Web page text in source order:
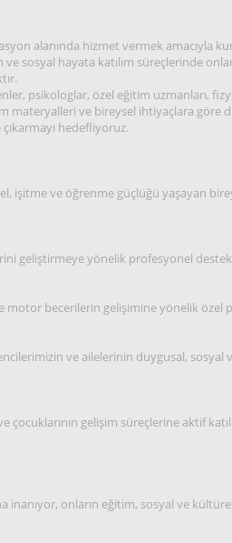
alanında hizmet vermek amacıyla
sosyal hayata katılım süreçlerinde
psikologlar, özel eğitim uzmanları,
materyalleri ve bireysel ihtiyaçlara göre
hedefliyoruz.
işitme ve öğrenme güçlüğü yaşayan
geliştirmeye yönelik profesyonel
motor becerilerin gelişimine yönelik özel
ve ailelerinin duygusal, sosyal
gelişim süreçlerine aktif
inanıyor, onların eğitim, sosyal ve